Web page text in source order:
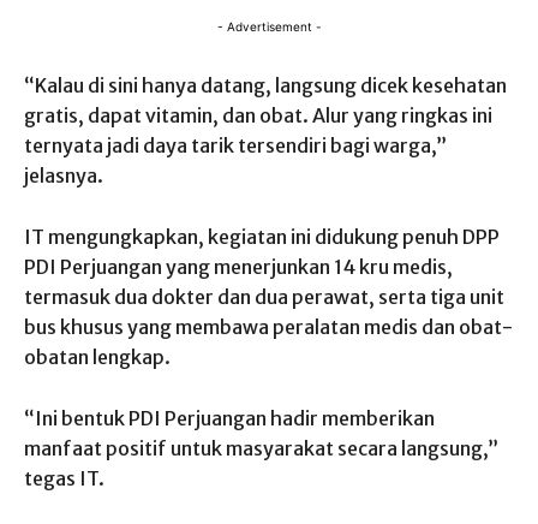
- Advertisement -
“Kalau di sini hanya datang, langsung dicek kesehatan
gratis, dapat vitamin, dan obat. Alur yang ringkas ini
ternyata jadi daya tarik tersendiri bagi warga,”
jelasnya.
IT mengungkapkan, kegiatan ini didukung penuh DPP
PDI Perjuangan yang menerjunkan 14 kru medis,
termasuk dua dokter dan dua perawat, serta tiga unit
bus khusus yang membawa peralatan medis dan obat-
obatan lengkap.
“Ini bentuk PDI Perjuangan hadir memberikan
manfaat positif untuk masyarakat secara langsung,”
tegas IT.